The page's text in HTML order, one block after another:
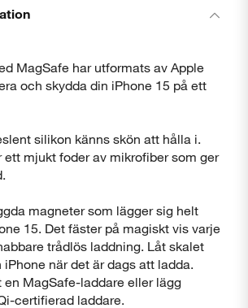
MagSafe har utformats av Apple
och skydda din iPhone 15 på ett
silikon känns skön att hålla i.
ett mjukt foder av mikrofiber som ger
magneter som lägger sig helt
15. Det fäster på magiskt vis varje
trådlös laddning. Låt skalet
när det är dags att ladda.
en MagSafe-laddare eller lägg
certifierad laddare.